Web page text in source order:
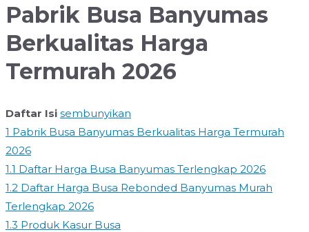
Pabrik Busa Banyumas
Berkualitas Harga
Termurah 2026
Daftar Isi sembunyikan
1 Pabrik Busa Banyumas Berkualitas Harga Termurah
2026
1.1 Daftar Harga Busa Banyumas Terlengkap 2026
1.2 Daftar Harga Busa Rebonded Banyumas Murah
Terlengkap 2026
1.3 Produk Kasur Busa